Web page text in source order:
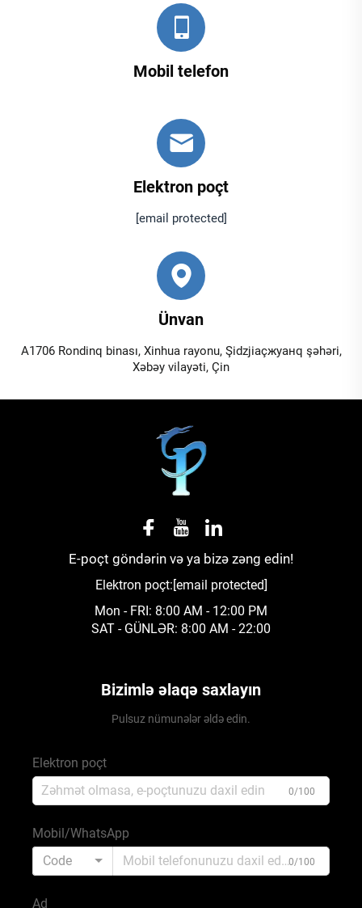
Mobil telefon
Elektron poçt
[email protected]
Ünvan
A1706 Rondinq binası, Xinhua rayonu, Şidzjiaçжуанq şəhəri,
Xəbəy vilayəti, Çin
E-poçt göndərin və ya bizə zəng edin!
Elektron poçt:[email protected]
Mon - FRI: 8:00 AM - 12:00 PM
SAT - GÜNLƏR: 8:00 AM - 22:00
Bizimlə əlaqə saxlayın
Pulsuz nümunələr əldə edin.
Elektron poçt
0/100
Mobil/WhatsApp
Code
0/100
Ad